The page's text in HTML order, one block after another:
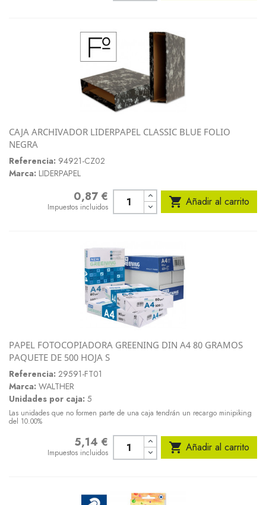
CAJA ARCHIVADOR LIDERPAPEL CLASSIC BLUE FOLIO
NEGRA
Referencia: 94921-CZ02
Marca: LIDERPAPEL
0,87 €
Impuestos incluidos  Añadir al carrito
PAPEL FOTOCOPIADORA GREENING DIN A4 80 GRAMOS
PAQUETE DE 500 HOJA S
Referencia: 29591-FT01
Marca: WALTHER
Unidades por caja: 5
Las unidades que no formen parte de una caja tendrán un recargo minipiking
del 10.00%
5,14 €
Impuestos incluidos  Añadir al carrito